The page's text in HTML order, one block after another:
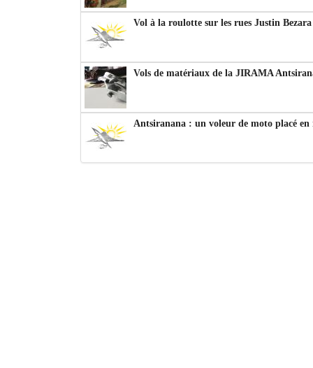
Vol à la roulotte sur les rues Justin
Vols de matériaux de la JIRAMA
Antsiranana : un voleur de moto placé en